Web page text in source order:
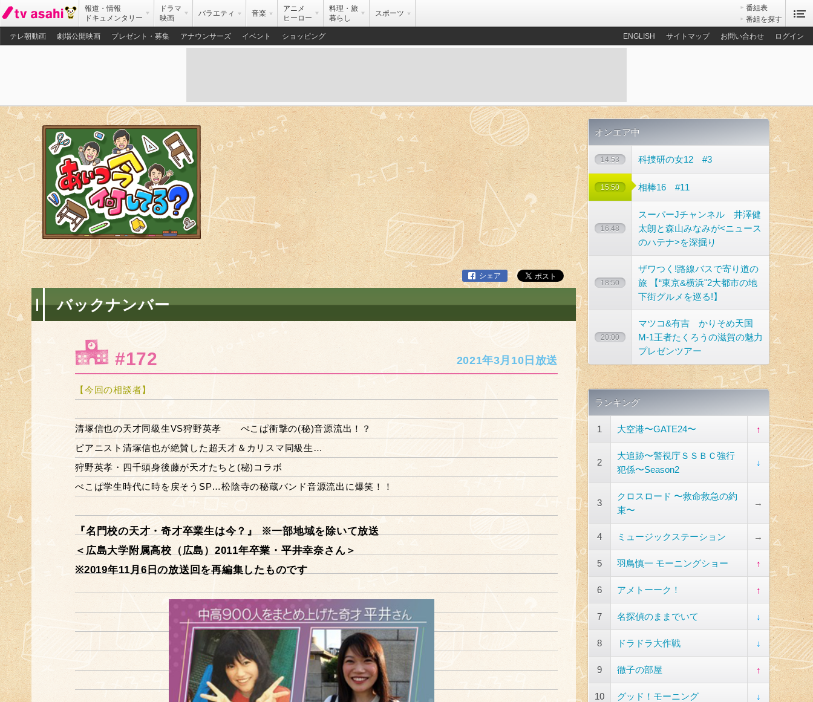
報道・情報
ドキュメンタリー
ドラマ
映画
バラエティ 音楽
アニメ
ヒーロー
料理・旅
暮らし
スポーツ
番組表
番組を探す
テレ朝動画
劇場公開映画 プレゼント・募集 アナウンサーズ イベント ショッピング ENGLISH サイトマップ お問い合わせ ログイン
シェア
バックナンバー
#172 2021年3月10日放送
【今回の相談者】
清塚信也の天才同級生VS狩野英孝 ぺこぱ衝撃の(秘)音源流出！？
ピアニスト清塚信也が絶賛した超天才＆カリスマ同級生…
狩野英孝・四千頭身後藤が天才たちと(秘)コラボ
ぺこぱ学生時代に時を戻そうSP…松陰寺の秘蔵バンド音源流出に爆笑！！
『名門校の天才・奇才卒業生は今？』 ※一部地域を除いて放送
＜広島大学附属高校（広島）2011年卒業・平井幸奈さん＞
※2019年11月6日の放送回を再編集したものです
オンエア中
14:53 科捜研の女12 #3
15:50 相棒16 #11
16:48
スーパーJチャンネル 井澤健
太朗と森山みなみが<ニュース
のハテナ>を深掘り
18:50
ザワつく!路線バスで寄り道の
旅 【“東京&横浜"2大都市の地
下街グルメを巡る!】
20:00
マツコ&有吉 かりそめ天国
M-1王者たくろうの滋賀の魅力
プレゼンツアー
ランキング
1 大空港〜GATE24〜 ↑
2
大追跡〜警視庁ＳＳＢＣ強行
犯係〜Season2
↓
3
クロスロード 〜救命救急の約
束〜
→
4 ミュージックステーション →
5 羽鳥慎一 モーニングショー ↑
6 アメトーーク！ ↑
7 名探偵のままでいて ↓
8 ドラドラ大作戦 ↓
9 徹子の部屋 ↑
10 グッド！モーニング ↓